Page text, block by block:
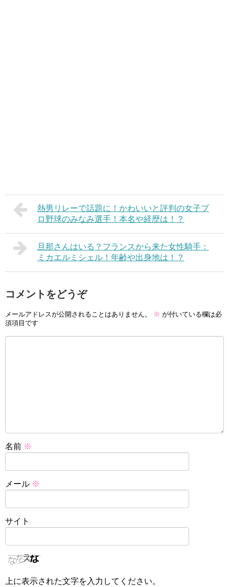
熱男リレーで話題に！かわいいと評判の女子プ
ロ野球のみなみ選手！本名や経歴は！？
旦那さんはいる？フランスから来た女性騎手：
ミカエルミシェル！年齢や出身地は！？
コメントをどうぞ
メールアドレスが公開されることはありません。 ※ が付いている欄は必
須項目です
名前 ※
メール ※
サイト
上に表示された文字を入力してください。